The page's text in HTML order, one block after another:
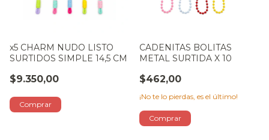
x5 CHARM NUDO LISTO
SURTIDOS SIMPLE 14,5 CM
$9.350,00
CADENITAS BOLITAS
METAL SURTIDA X 10
$462,00
¡No te lo pierdas, es el último!